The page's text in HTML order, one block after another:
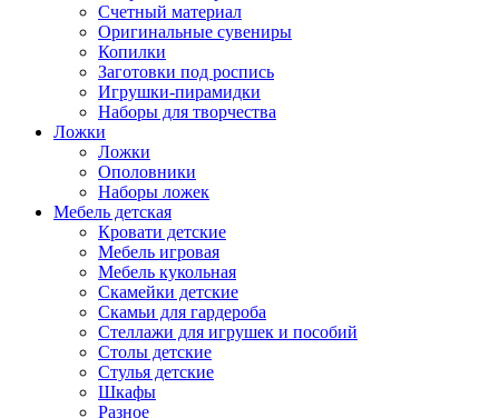
Счетный материал
Оригинальные сувениры
Копилки
Заготовки под роспись
Игрушки-пирамидки
Наборы для творчества
Ложки
Ложки
Ополовники
Наборы ложек
Мебель детская
Кровати детские
Мебель игровая
Мебель кукольная
Скамейки детские
Скамьи для гардероба
Стеллажи для игрушек и пособий
Столы детские
Стулья детские
Шкафы
Разное